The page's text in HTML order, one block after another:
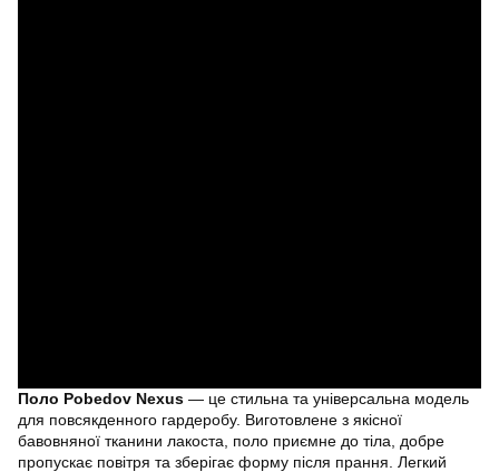
Поло Pobedov Nexus — це стильна та універсальна модель
для повсякденного гардеробу. Виготовлене з якісної
бавовняної тканини лакоста, поло приємне до тіла, добре
пропускає повітря та зберігає форму після прання. Легкий